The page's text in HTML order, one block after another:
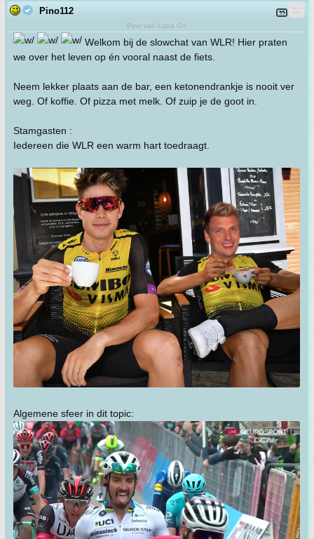
Pino112
Pino van Luna O+
Welkom bij de slowchat van WLR! Hier praten
we over het leven op én vooral naast de fiets.
Neem lekker plaats aan de bar, een ketonendrankje is nooit ver
weg. Of koffie. Of pizza met melk. Of zuip je de goot in.
Stamgasten :
Iedereen die WLR een warm hart toedraagt.
Algemene sfeer in dit topic: